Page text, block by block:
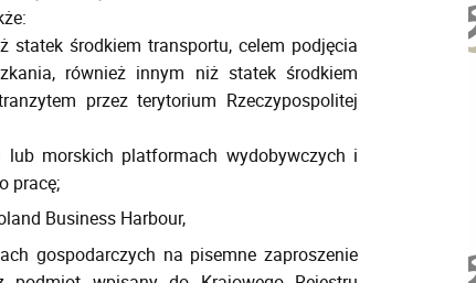
środkiem transportu, celem podjęcia
również innym niż statek środkiem
przez terytorium Rzeczypospolitej
morskich platformach wydobywczych i
pracę;
Business Harbour,
gospodarczych na pisemne zaproszenie